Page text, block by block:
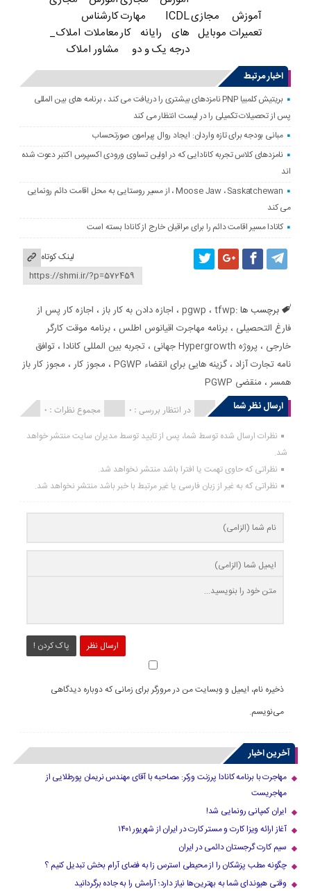
آموزش مجازی
تعمیرات موبایل
ICDL مهارت
های رایانه کار
درجه یک و دو
کارشناس
معاملات املاک_
مشاور املاک
اخبار مرتبط
بریتیش کلمبیا PNP نامزدهای بیشتری را دریافت می کند ، برنامه های بین المللی
پس از تحصیلات تکمیلی را در لیست انتظار می کند
مبانی بودجه برای تازه واردان: ایجاد روال پیرامون صورتحساب
نامزدهای کلاس تجربه کانادایی که در اولین تساوی ورودی اکسپرس اکتبر دعوت شده
اند
Moose Jaw ، Saskatchewan ، از مسیر روستایی به محل اقامت دائم رونمایی
می کند
کانادا مسیر اقامت دائم را برای مراقبان خارج از کانادا بسته است
لینک کوتاه
برچسب ها : pgwp ، tfwp ، اجازه دادن به کار باز ، اجازه کار پس از
فارغ التحصیلی ،برنامه مهاجرت اقیانوس اطلس ،برنامه موقت کارگر
خارجی ،پروژه Hypergrowth جهانی ،تجربه بین المللی کانادا ،توافق
نامه تجارت آزاد ،گزینه هایی برای انقضاء PGWP ، مجوز کار ، مجوز کار باز
همسر ، منقضی PGWP
ارسال نظر شما
مجموع نظرات : 0 در انتظار بررسی : 0 انتشار یافته : 0
نظرات ارسال شده توسط شما، پس از تایید توسط مدیران سایت منتشر خواهد
شد.
نظراتی که حاوی تهمت یا افترا باشد منتشر نخواهد شد.
نظراتی که به غیر از زبان فارسی یا غیر مرتبط با خبر باشد منتشر نخواهد شد.
ارسال نظر پاک کردن !
ذخیره نام، ایمیل و وبسایت من در مرورگر برای زمانی که دوباره دیدگاهی
می‌نویسم.
آخرین اخبار
مهاجرت با برنامه کانادا پرزنت ورکر: مصاحبه با آقای مهندس نریمان پورطلایی از
مهاجریست
ایران کمپانی رونمایی شد!
آغاز ارائه ویزا کارت و مستر کارت در ایران از شهریور ۱۴۰۱
سیم کارت گرجستان دائمی در ایران
چگونه مطب پزشکان را از محیطی استرس زا به فضای آرام بخش تبدیل کنیم ؟
وقتی هیوندای شما به بهترین‌ها نیاز دارد؛ آرامش را به جاده برگردانید